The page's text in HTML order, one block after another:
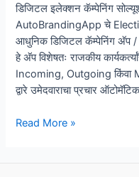
डिजिटल इलेक्शन कॅम्पेनिंग
AutoBrandingApp चे
आधुनिक डिजिटल कॅम्पेनिंग
हे अ‍ॅप विशेषतः राजकीय
Incoming, Outgoing किंवा
द्वारे उमेदवाराचा प्रचार
AutoBrandingApp’s
Read More »